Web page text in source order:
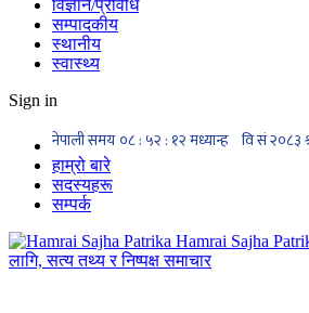
विज्ञान/प्रविधि
सम्पादकीय
स्थानीय
स्वास्थ्य
Sign in
हाम्रो बारे
सदस्यहरू
सम्पर्क
Hamrai Sajha
लागि, सत्य तथ्य र निष्पक्ष समाचार